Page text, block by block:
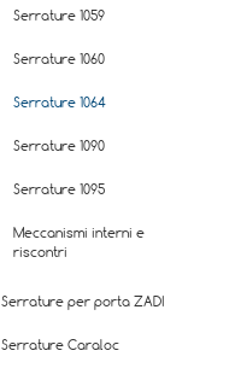
Serrature 1059
Serrature 1060
Serrature 1064
Serrature 1090
Serrature 1095
Meccanismi interni e
riscontri
Serrature per porta ZADI
Serrature Caraloc